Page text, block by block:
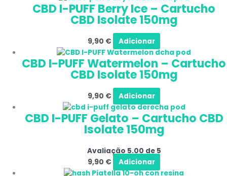
CBD I-PUFF Berry Ice – Cartucho
CBD Isolate 150mg
9,90 € Adicionar
CBD I-PUFF Watermelon – Cartucho
CBD Isolate 150mg
9,90 € Adicionar
CBD I-PUFF Gelato – Cartucho CBD
Isolate 150mg
Avaliação 5.00 de 5
9,90 € Adicionar